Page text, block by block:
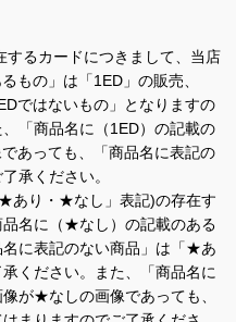
るカードにつきまして、当店
もの」は「1ED」の販売、
ではないもの」となりますの
「商品名に（1ED）の記載の
あっても、「商品名に表記の
承ください。
あり・★なし」表記)の存在す
名に（★なし）の記載のある
に表記のない商品」は「★あ
ください。また、「商品名に
が★なしの画像であっても、